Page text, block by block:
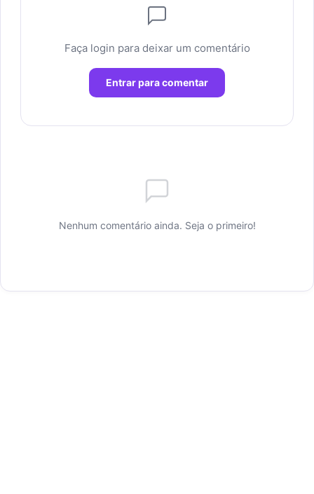
Faça login para deixar um comentário
Entrar para comentar
Nenhum comentário ainda. Seja o primeiro!